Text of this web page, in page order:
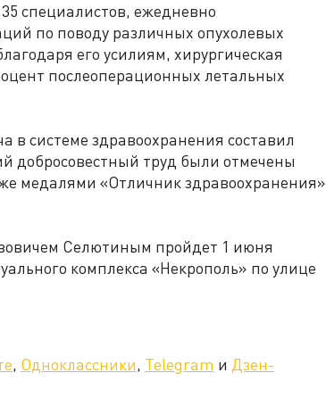
специалистов, ежедневно
по поводу различных опухолевых
его усилиям, хирургическая
послеоперационных летальных
системе здравоохранения составил
добросовестный труд были отмечены
медалями «Отличник здравоохранения»
Селютиным пройдет 1 июня
комплекса «Некрополь» по улице
, Одноклассники, Telegram и Дзен-